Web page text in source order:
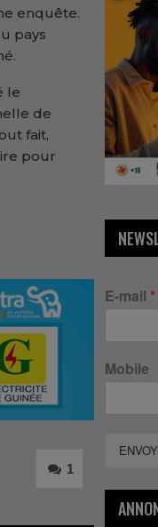
enquête.
pays
le
de
fait,
pour
1
E-mail *
Mobile